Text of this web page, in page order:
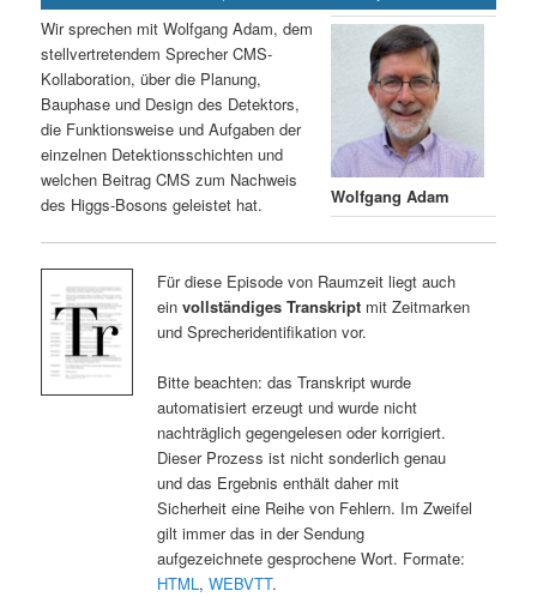
g
e
n
i
n
g
e
Wolfgang Adam
Wir sprechen mit Wolfgang Adam, dem
stellvertretendem Sprecher CMS-
Kollaboration, über die Planung,
Bauphase und Design des Detektors,
die Funktionsweise und Aufgaben der
einzelnen Detektionsschichten und
welchen Beitrag CMS zum Nachweis
des Higgs-Bosons geleistet hat.
Für diese Episode von Raumzeit liegt auch
ein vollständiges Transkriptmit Zeitmarken
und Sprecheridentifikation vor.
Bitte beachten: das Transkript wurde
automatisiert erzeugt und wurde nicht
nachträglich gegengelesen oder korrigiert.
Dieser Prozess ist nicht sonderlich genau
und das Ergebnis enthält daher mit
Sicherheit eine Reihe von Fehlern. Im Zweifel
gilt immer das in der Sendung
aufgezeichnete gesprochene Wort. Formate:
HTML, WEBVTT.